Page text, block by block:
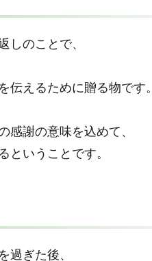
しのことで、
伝えるために贈る物です。
感謝の意味を込めて、
ということです。
過ぎた後、